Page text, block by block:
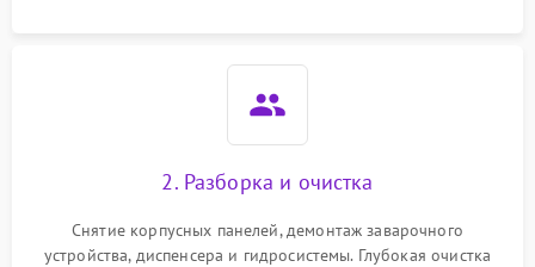
2. Разборка и очистка
Снятие корпусных панелей, демонтаж заварочного
устройства, диспенсера и гидросистемы. Глубокая очистка